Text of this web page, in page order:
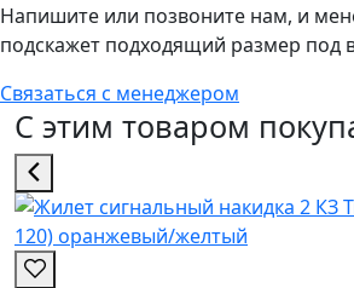
Напишите или позвоните нам, и
подскажет подходящий размер под
Связаться с менеджером
С этим товаром